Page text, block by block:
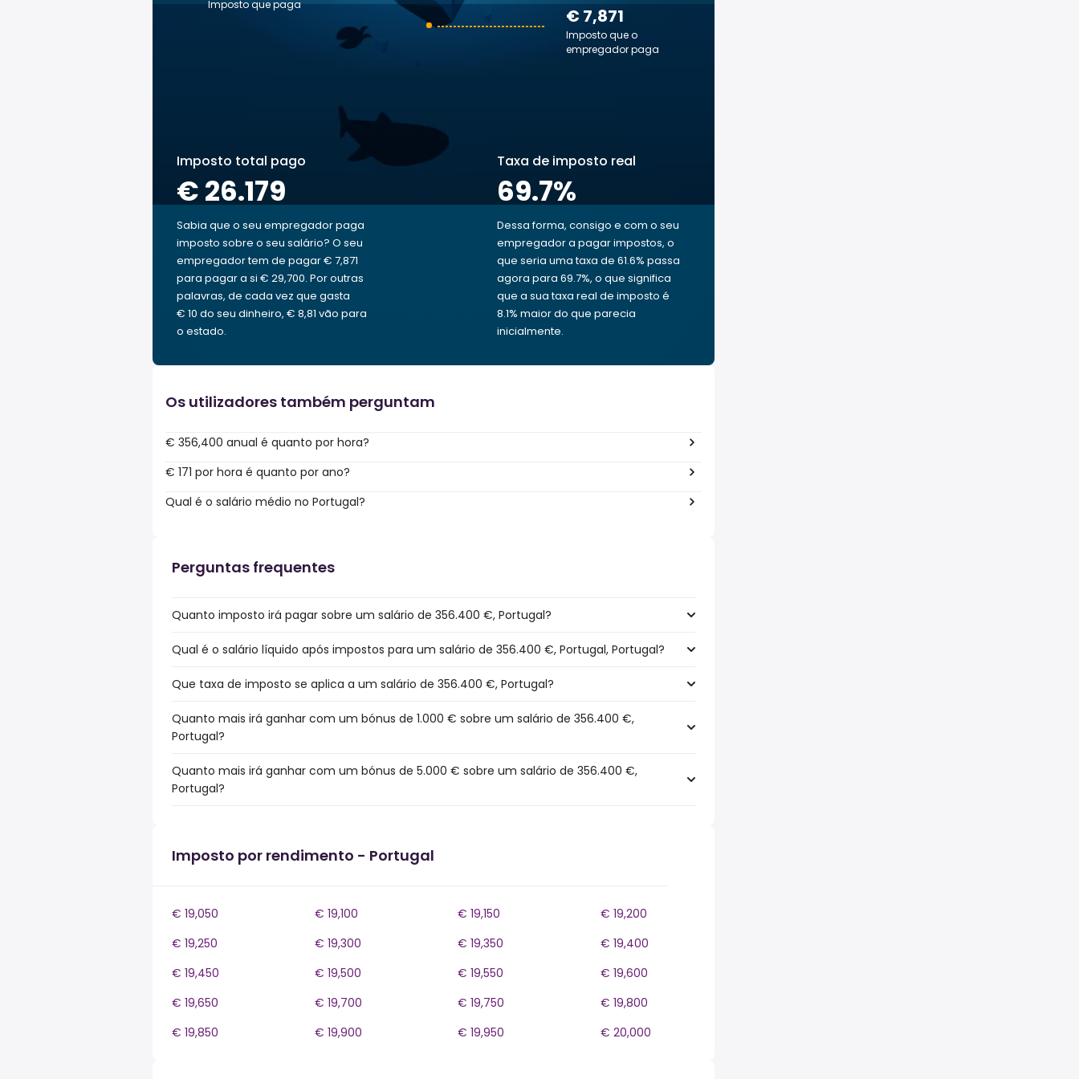
€ 7,871
Imposto que o
empregador paga
Imposto que paga
Imposto total pago
€ 26.179
Sabia que o seu empregador paga
imposto sobre o seu salário? O seu
empregador tem de pagar € 7,871
para pagar a si € 29,700. Por outras
palavras, de cada vez que gasta
€ 10 do seu dinheiro, € 8,81 vão para
o estado.
Taxa de imposto real
69.7%
Dessa forma, consigo e com o seu
empregador a pagar impostos, o
que seria uma taxa de 61.6% passa
agora para 69.7%, o que significa
que a sua taxa real de imposto é
8.1% maior do que parecia
inicialmente.
Os utilizadores também perguntam
€ 356,400 anual é quanto por hora?
€ 171 por hora é quanto por ano?
Qual é o salário médio no Portugal?
Perguntas frequentes
Quanto imposto irá pagar sobre um salário de 356.400 €, Portugal?
Qual é o salário líquido após impostos para um salário de 356.400 €, Portugal, Portugal?
Que taxa de imposto se aplica a um salário de 356.400 €, Portugal?
Quanto mais irá ganhar com um bónus de 1.000 € sobre um salário de 356.400 €,
Portugal?
Quanto mais irá ganhar com um bónus de 5.000 € sobre um salário de 356.400 €,
Portugal?
Imposto por rendimento - Portugal
€ 19,050 € 19,100 € 19,150
€ 19,200
€ 19,250
€ 19,300 € 19,350
€ 19,400
€ 19,450
€ 19,500 € 19,550
€ 19,600
€ 19,650
€ 19,700 € 19,750
€ 19,800
€ 19,850
€ 19,900 € 19,950 € 20,000